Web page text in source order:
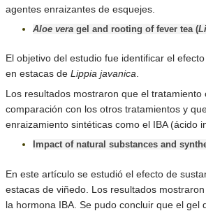
agentes enraizantes de esquejes.
Aloe vera gel and rooting of fever tea (
El objetivo del estudio fue identificar el
en estacas deLippia javanica
Los resultados mostraron que el
comparación con los otros tratamientos y
enraizamiento sintéticas como el IBA (ácido
Impact of natural substances and
En este artículo se estudió el efecto de
estacas de viñedo. Los resultados
la hormona IBA. Se pudo concluir que el